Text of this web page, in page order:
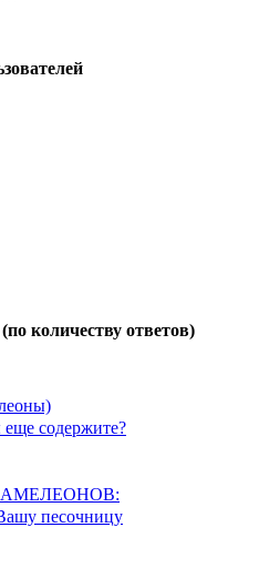
количеству ответов)
содержите?
ХАМЕЛЕОНОВ:
песочницу